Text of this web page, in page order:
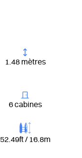
1.48 mètres
6 cabines
52.49ft / 16.8m